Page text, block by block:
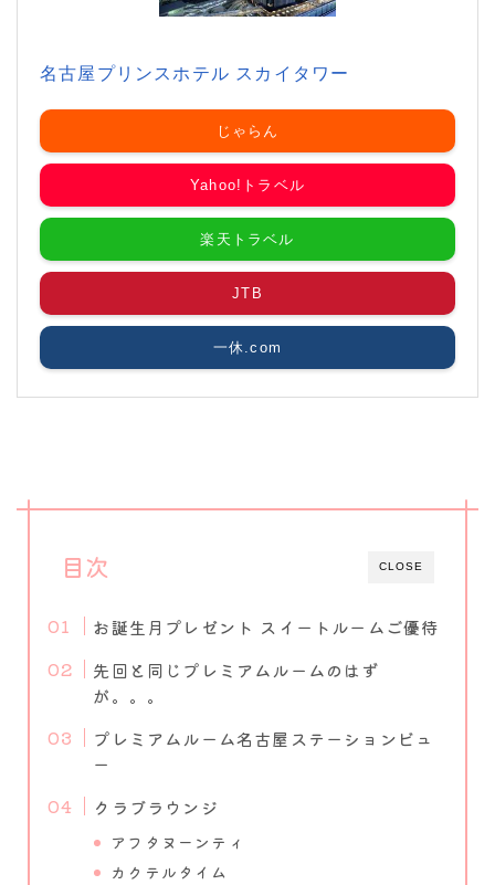
名古屋プリンスホテル スカイタワー
じゃらん
Yahoo!トラベル
楽天トラベル
JTB
一休.com
CLOSE
目次
お誕生月プレゼント スイートルームご優待
先回と同じプレミアムルームのはず
が。。。
プレミアムルーム名古屋ステーションビュ
ー
クラブラウンジ
アフタヌーンティ
カクテルタイム